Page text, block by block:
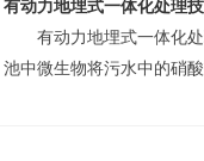
有动力地埋式一体化处理
有动力地埋式一体化处
池中微生物将污水中的硝